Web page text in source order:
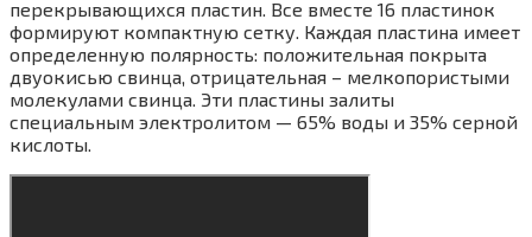
перекрывающихся пластин. Все вместе 16 пластинок
формируют компактную сетку. Каждая пластина имеет
определенную полярность: положительная покрыта
двуокисью свинца, отрицательная – мелкопористыми
молекулами свинца. Эти пластины залиты
специальным электролитом — 65% воды и 35% серной
кислоты.